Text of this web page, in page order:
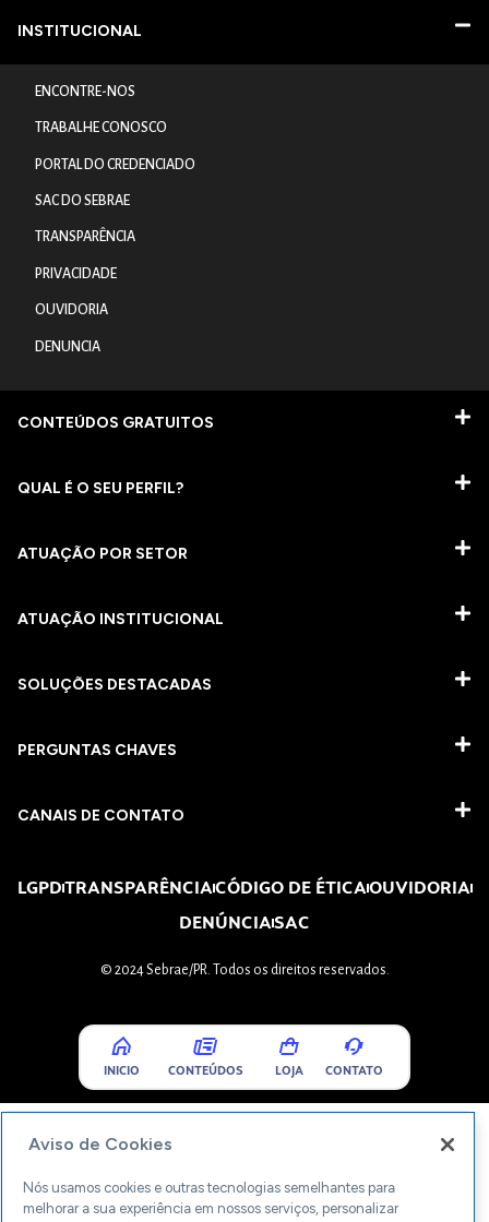
INSTITUCIONAL
ENCONTRE-NOS
TRABALHE CONOSCO
PORTAL DO CREDENCIADO
SAC DO SEBRAE
TRANSPARÊNCIA
PRIVACIDADE
OUVIDORIA
DENUNCIA
CONTEÚDOS GRATUITOS
QUAL É O SEU PERFIL?
ATUAÇÃO POR SETOR
ATUAÇÃO INSTITUCIONAL
SOLUÇÕES DESTACADAS
PERGUNTAS CHAVES​
CANAIS DE CONTATO
LGPDTRANSPARÊNCIACÓDIGO DE ÉTICAOUVIDORIA
DENÚNCIASAC
© 2024 Sebrae/PR. Todos os direitos reservados.
INICIO CONTEÚDOS LOJA CONTATO
Aviso de Cookies
Nós usamos cookies e outras tecnologias semelhantes para
melhorar a sua experiência em nossos serviços, personalizar